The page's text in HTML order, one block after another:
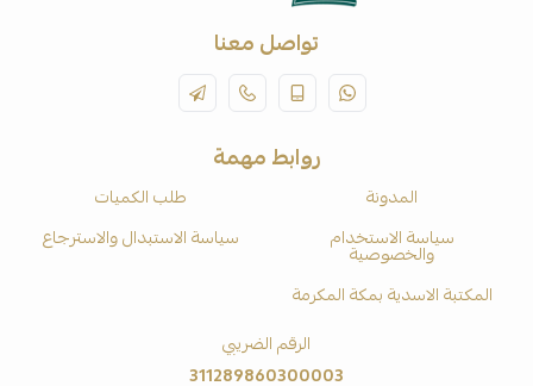
تواصل معنا
روابط مهمة
المدونة
طلب الكميات
سياسة الاستخدام
والخصوصية
سياسة الاستبدال والاسترجاع
المكتبة الاسدية بمكة المكرمة
الرقم الضريبي
311289860300003